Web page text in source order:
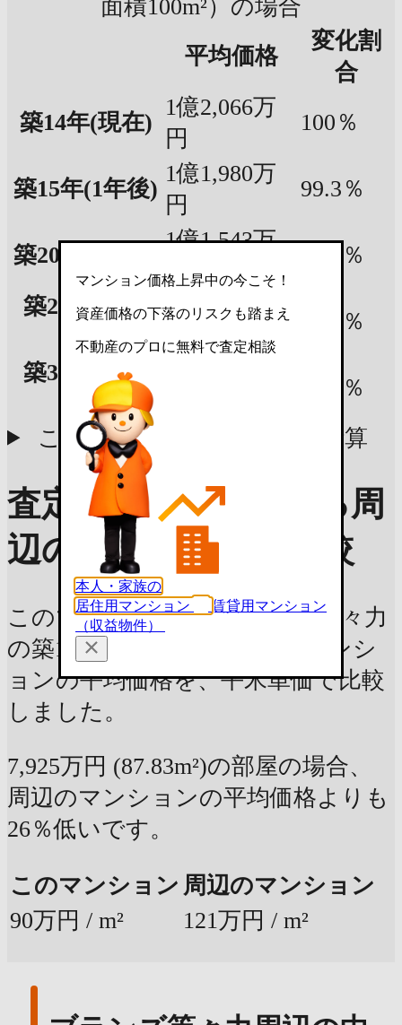
面積100m²）の場合
平均価格
変化割
合
築14年(現在)
1億2,066万
円
100％
築15年(1年後)
1億1,980万
円
99.3％
築20年
1億1,543万
円
95.7％
築25年(11年
後)
1億1,107万
円
92.1％
築30年
(16年
後)
88.4％
この物件の参考査定価格で計算
査定価格の目安を知る周
辺のマンションと比較
このマンションと、世田谷区等々力
の築14年 / 専有面積100m² のマンシ
ョンの平均価格を、平米単価で比較
しました。
7,925万円 (87.83m²)の部屋の場合、
周辺のマンションの平均価格よりも
26％低いです。
このマンション 周辺のマンション
90万円 / m²
121万円 / m²
マンション価格上昇中の今こそ！
資産価格の下落のリスクも踏まえ
不動産のプロに無料で査定相談
本人・家族の
居住用マンション
賃貸用マンション
（収益物件）